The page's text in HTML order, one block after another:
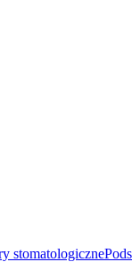
stomatologiczne